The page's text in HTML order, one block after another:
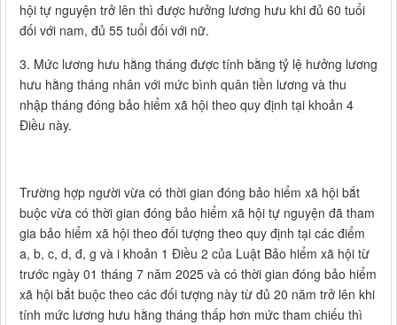
hội tự nguyện trở lên thì được hưởng lương hưu khi đủ 60 tuổi
đối với nam, đủ 55 tuổi đối với nữ.
3. Mức lương hưu hằng tháng được tính bằng tỷ lệ hưởng lương
hưu hằng tháng nhân với mức bình quân tiền lương và thu
nhập tháng đóng bảo hiểm xã hội theo quy định tại khoản 4
Điều này.
Trường hợp người vừa có thời gian đóng bảo hiểm xã hội bắt
buộc vừa có thời gian đóng bảo hiểm xã hội tự nguyện đã tham
gia bảo hiểm xã hội theo đối tượng theo quy định tại các điểm
a, b, c, d, đ, g và i khoản 1 Điều 2 của Luật Bảo hiểm xã hội từ
trước ngày 01 tháng 7 năm 2025 và có thời gian đóng bảo hiểm
xã hội bắt buộc theo các đối tượng này từ đủ 20 năm trở lên khi
tính mức lương hưu hằng tháng thấp hơn mức tham chiếu thì